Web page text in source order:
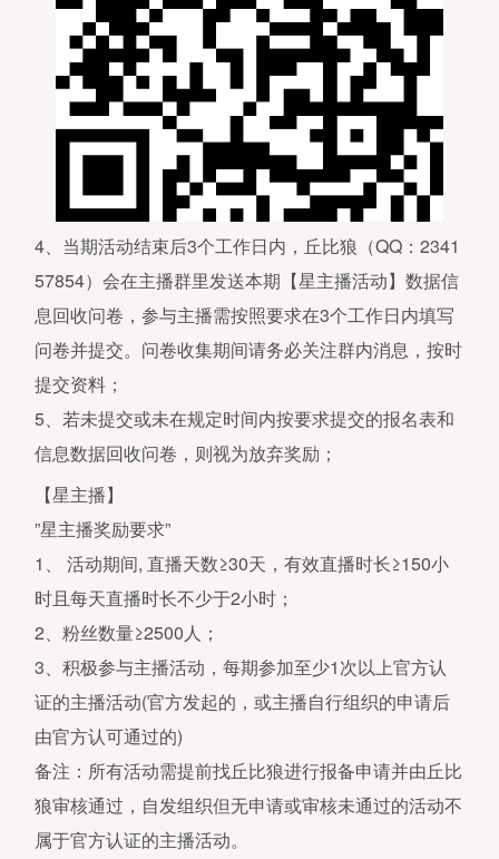
4、当期活动结束后3个工作日内，丘比狼（QQ：2341
57854）会在主播群里发送本期【星主播活动】数据信
息回收问卷，参与主播需按照要求在3个工作日内填写
问卷并提交。问卷收集期间请务必关注群内消息，按时
提交资料；
5、若未提交或未在规定时间内按要求提交的报名表和
信息数据回收问卷，则视为放弃奖励；
【星主播】
”星主播奖励要求”
1、 活动期间, 直播天数≥30天，有效直播时长≥150小
时且每天直播时长不少于2小时；
2、粉丝数量≥2500人；
3、积极参与主播活动，每期参加至少1次以上官方认
证的主播活动(官方发起的，或主播自行组织的申请后
由官方认可通过的)
备注：所有活动需提前找丘比狼进行报备申请并由丘比
狼审核通过，自发组织但无申请或审核未通过的活动不
属于官方认证的主播活动。